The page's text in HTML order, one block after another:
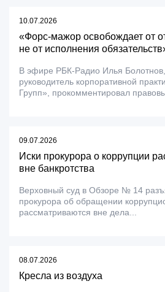
10.07.2026
«Форс-мажор освобождает от
не от исполнения
В эфире РБК-Радио Илья Болотнов,
руководитель корпоративной
Групп», прокомментировал
09.07.2026
Иски прокурора о коррупции
вне банкротства
Верховный суд в Обзоре № 14
прокурора об обращении
рассматриваются вне дела...
08.07.2026
Кресла из воздуха